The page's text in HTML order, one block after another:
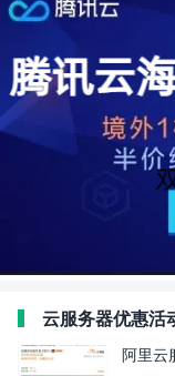
云服务器优惠活
阿里云